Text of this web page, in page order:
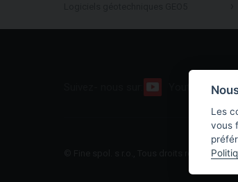
© Fine spol. s r.o., Tous droits réservés |
Les
vous